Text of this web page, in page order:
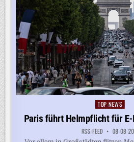
Posted
in
TOP-NEWS
Paris führt Helmpflicht für
RSS-FEED 08-08-